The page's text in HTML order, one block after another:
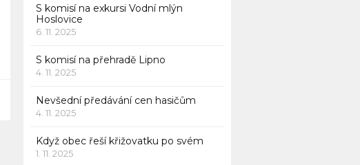
S komisí na exkursi Vodní mlýn
Hoslovice
6. 11. 2025
S komisí na přehradě Lipno
4. 11. 2025
Nevšední předávání cen hasičům
4. 11. 2025
Když obec řeší křižovatku po svém
1. 11. 2025